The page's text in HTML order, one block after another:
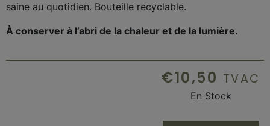
saine au quotidien. Bouteille recyclable.
À conserver à l’abri de la chaleur et de la lumière.
€10,50 TVAC
En Stock